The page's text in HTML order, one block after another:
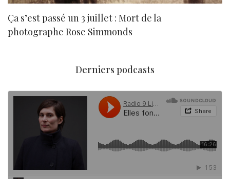
Ça s’est passé un 3 juillet : Mort de la
photographe Rose Simmonds
Derniers podcasts